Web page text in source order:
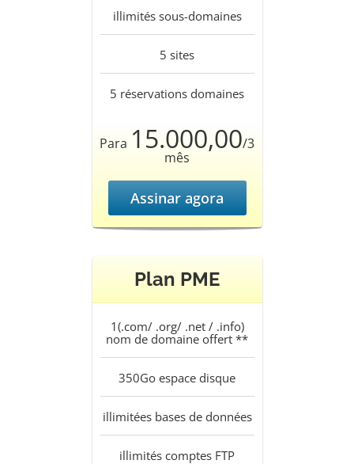
illimitéssous-domaines
5 sites
5 réservations domaines
Para 15.000,00/3
mês
Assinar agora
Plan PME
1(.com/ .org/ .net / .info)
nom de domaine offert **
350Go espace disque
illimitéesbases de données
illimités comptes FTP